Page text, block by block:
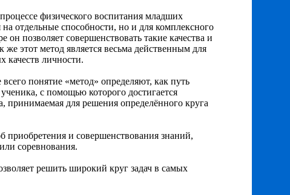
физического воспитания младших
отдельные способности, но и для комплексного
позволяет совершенствовать такие качества и
же этот метод является весьма действенным для
качеств личности.
понятие «метод» определяют, как путь
с помощью которого достигается
принимаемая для решения определённого круга
приобретения и совершенствования знаний,
соревнования.
решить широкий круг задач в самых